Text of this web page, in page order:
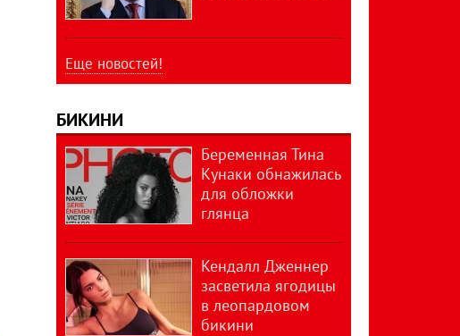
Еще новостей!
БИКИНИ
Беременная Тина
Кунаки обнажилась
для обложки
глянца
Кендалл Дженнер
засветила ягодицы
в леопардовом
бикини